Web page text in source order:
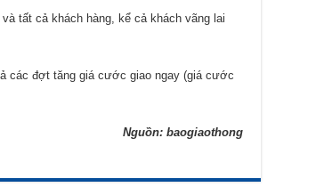
tất cả khách hàng, kể cả khách vãng lai
các đợt tăng giá cước giao ngay (giá cước
Nguồn: baogiaothong